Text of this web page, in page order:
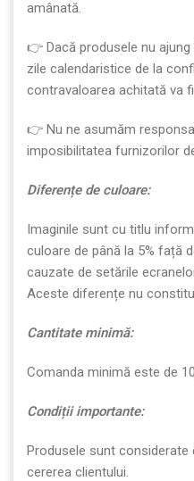
amânată.
👉 Dacă produsele nu
zile calendaristice de la
contravaloarea achitată va
👉 Nu ne asumăm
imposibilitatea furnizorilor
Diferențe de culoare:
Imaginile sunt cu titlu
culoare de până la 5% față
cauzate de setările
Aceste diferențe nu
Cantitate minimă:
Comanda minimă este de
Condiții importante:
Produsele sunt
cererea clientului.